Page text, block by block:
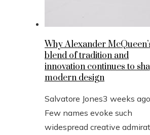
Why Alexander
blend of tradition and
innovation continues to
modern design
Salvatore Jones3 weeks ago
Few names evoke such
widespread creative